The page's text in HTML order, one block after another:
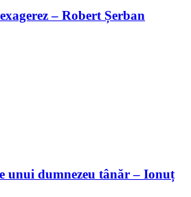
– Robert Șerban
unui dumnezeu tânăr – Ionuț